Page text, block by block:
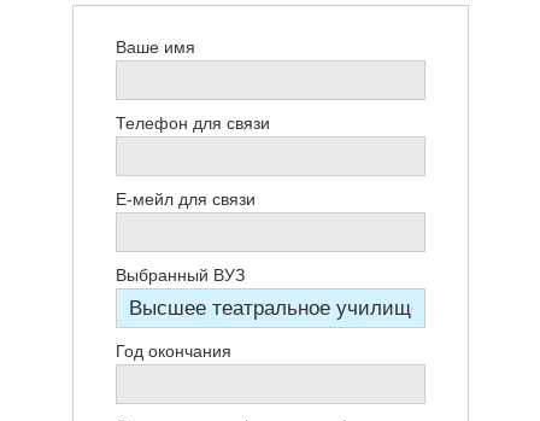
Ваше имя
Телефон для связи
Е-мейл для связи
Выбранный ВУЗ
Год окончания